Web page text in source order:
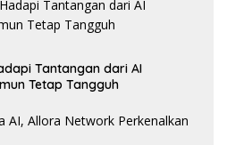
Tantangan dari AI
Tetap Tangguh